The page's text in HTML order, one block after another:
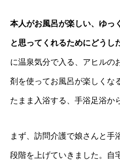
本人がお風呂が楽しい、ゆっ
と思ってくれるためにどうし
に温泉気分で入る、アヒルの
剤を使ってお風呂が楽しくな
たまま入浴する、手浴足浴か
まず、訪問介護で娘さんと手
段階を上げていきました。自